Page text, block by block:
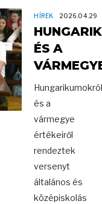
HÍREK 2026.04.29
ÉS A
Hungarikumokról
és a
vármegye
értékeiről
rendeztek
versenyt
általános és
középiskolás